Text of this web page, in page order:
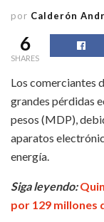
por Calderón
6
SHARES
Los comerciantes
grandes pérdidas
pesos (MDP),
aparatos
energía.
Siga leyendo:
por 129 millones